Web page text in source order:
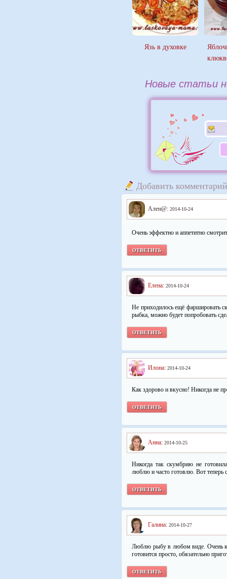
Язь в духовке
Новые статьи
Добавить комментарий
Ален@: 2014-10-24
Очень эффектно и аппетитно
ОТВЕТИТЬ
Елена: 2014-10-24
Не приходилось ещё фаршировать
рыбка, можно будет попробовать
ОТВЕТИТЬ
Илона: 2014-10-24
Как здорово и вкусно! Никогда не
ОТВЕТИТЬ
Анна: 2014-10-25
Никогда так скумбрию не
люблю и часто готовлю. Вот
ОТВЕТИТЬ
Галина: 2014-10-27
Люблю рыбу в любом виде. Очень
готовится просто, обязательно
ОТВЕТИТЬ